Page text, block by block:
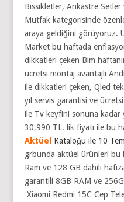
Bissikletler, Ankastre
Mutfak kategorisinde
araya geldiğini görüyoruz.
Market bu haftada
dikkatleri çeken Bim
ücretsi montaj avantajlı
ile dikkatleri çeken, Qled
yıl servis garantisi ve
ile Tv keyfini sonuna kadar
30,990 TL. lik fiyatı ile bu
Aktüel
Kataloğu ile 10
grbunda aktüel ürünleri bu
Ram ve 128 GB dahili
garantili 8GB RAM ve
Xiaomi Redmi 15C Cep